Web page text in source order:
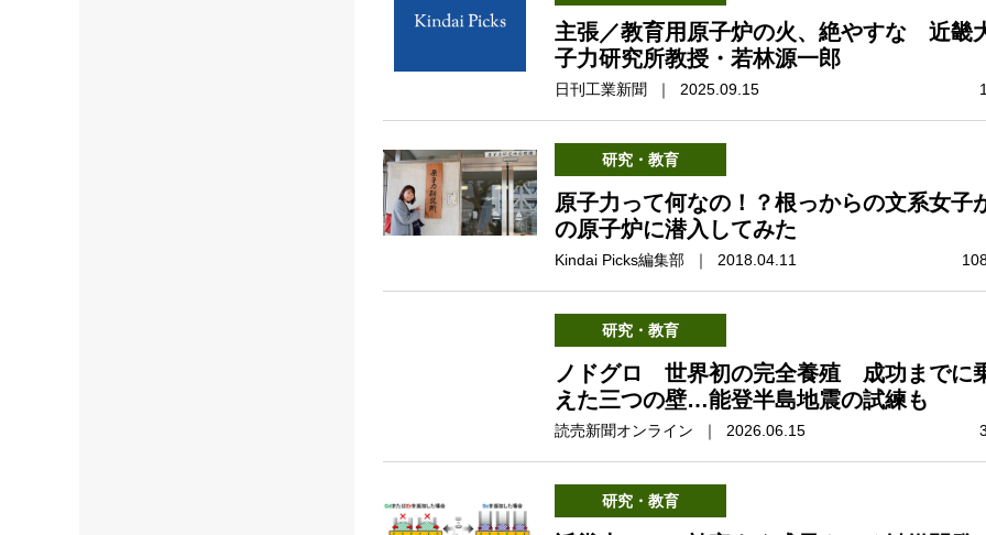
主張／教育用原子炉の火、絶やすな 近畿
子力研究所教授・若林源一郎
日刊工業新聞 ｜ 2025.09.15
研究・教育
原子力って何なの！？根っからの文系女子
の原子炉に潜入してみた
Kindai Picks編集部 ｜ 2018.04.11
研究・教育
ノドグロ 世界初の完全養殖 成功までに
えた三つの壁…能登半島地震の試練も
読売新聞オンライン ｜ 2026.06.15
研究・教育